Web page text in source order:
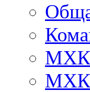
МХК
МХК